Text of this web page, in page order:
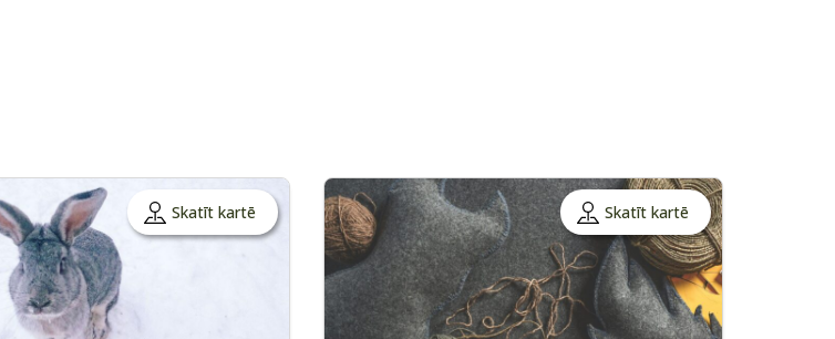
Skatīt kartē Skatīt kartē